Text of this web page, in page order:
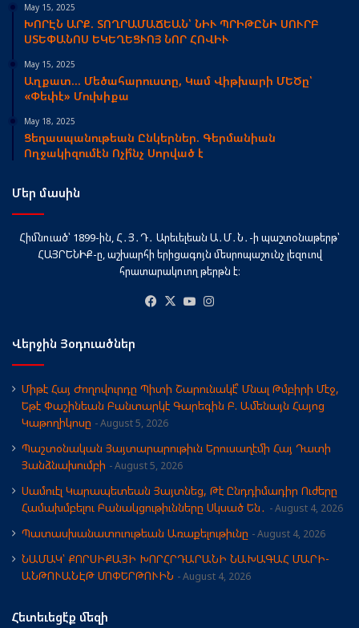
May 15, 2025
ԽՈՐԷՆ ԱՐՔ. ՏՈՂՐԱՄԱՃԵԱՆ՝ ՆԻՒ ՊՐԻԹԸՆԻ ՍՈՒՐԲ
ՍՏԵՓԱՆՈՍ ԵԿԵՂԵՑՒՈՅ ՆՈՐ ՀՈՎԻՒ
May 15, 2025
Աղքատ… Մեծահարուստը, Կամ Վիթխարի ՄԵԾը՝
«Փեփէ» Մուխիքա
May 18, 2025
Ցեղասպանութեան Ընկերներ. Գերմանիան
Ողջակիզումէն Ոչի՞նչ Սորված է
Մեր մասին
Հիմնուած՝ 1899-ին, Հ․Յ․Դ․ Արեւելեան Ա․Մ․Ն․-ի պաշտօնաթերթ՝
ՀԱՅՐԵՆԻՔ-ը, աշխարհի երիցագոյն մեսրոպաշունչ լեզուով
հրատարակուող թերթն է։
Facebook
X YouTube
Վերջին Յօդուածներ
Միթէ Հայ Ժողովուրդը Պիտի Շարունակէ՞ Մնալ Թմբիրի Մէջ,
Եթէ Փաշինեան Բանտարկէ Գարեգին Բ. Ամենայն Հայոց
Կաթողիկոսը
August 5, 2026
Պաշտօնական Յայտարարութիւն Երուսաղէմի Հայ Դատի
Յանձնախումբի
August 5, 2026
Սամուէլ Կարապետեան Յայտնեց, Թէ Ընդդիմադիր Ուժերը
Համախմբելու Բանակցութիւնները Սկսած Են․
August 4, 2026
Պատասխանատուութեան Առաքելութիւնը August 4, 2026
ՆԱՄԱԿ՝ ՔՈՐՍԻՔԱՅԻ ԽՈՐՀՐԴԱՐԱՆԻ ՆԱԽԱԳԱՀ ՄԱՐԻ-
ԱՆԹՈՒԱՆԷԹ ՄՈՓԵՐԹՈՒԻՆ
August 4, 2026
Հետեւեցէ՛ք մեզի